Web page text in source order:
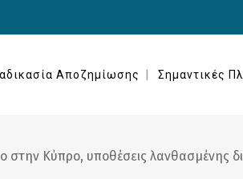
Αποζημίωσης Σημαντικές